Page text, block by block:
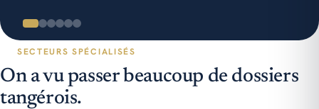
SECTEURS SPÉCIALISÉS
On a vu passer beaucoup de dossiers
tangérois.